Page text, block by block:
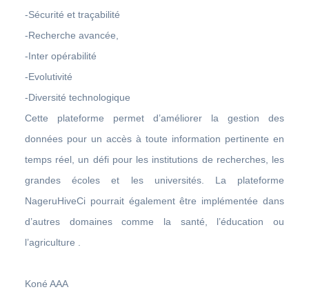
-Sécurité et traçabilité
-Recherche avancée,
-Inter opérabilité
-Evolutivité
-Diversité technologique
Cette plateforme permet d’améliorer la gestion des
données pour un accès à toute information pertinente en
temps réel, un défi pour les institutions de recherches, les
grandes écoles et les universités. La plateforme
NageruHiveCi pourrait également être implémentée dans
d’autres domaines comme la santé, l’éducation ou
l’agriculture .
Koné AAA